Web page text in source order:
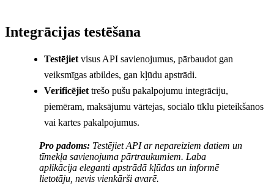
Integrācijas testēšana
Testējiet visus API savienojumus, pārbaudot gan
veiksmīgas atbildes, gan kļūdu apstrādi.
Verificējiet trešo pušu pakalpojumu integrāciju,
piemēram, maksājumu vārtejas, sociālo tīklu pieteikšanos
vai kartes pakalpojumus.
Pro padoms: Testējiet API ar nepareiziem datiem un
tīmekļa savienojuma pārtraukumiem. Laba
aplikācija eleganti apstrādā kļūdas un informē
lietotāju, nevis vienkārši avarē.